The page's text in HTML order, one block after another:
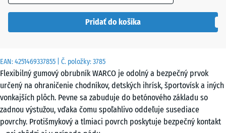
EAN:4251469337855 | Č. položky:3785
Flexibilný gumový obrubník WARCO je odolný a bezpečný prvok
určený na ohraničenie chodníkov, detských ihrísk, športovísk a iných
vonkajších plôch. Pevne sa zabuduje do betónového základu so
zadnou výstužou, vďaka čomu spoľahlivo oddeľuje susediace
povrchy. Protišmykový a tlmiaci povrch poskytuje bezpečný kontakt
Pridať do košíka